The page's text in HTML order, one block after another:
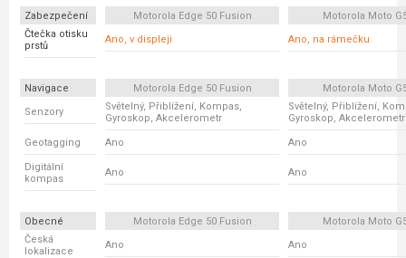
Zabezpečení Motorola Edge 50 Fusion
Motorola Moto
Čtečka otisku
prstů
Ano, v displeji Ano, na rámečku
Navigace Motorola Edge 50 Fusion
Motorola Moto
Senzory
Světelný, Přiblížení, Kompas,
Gyroskop, Akcelerometr
Světelný, Přiblížení,
Gyroskop, Akcelerometr
Geotagging Ano Ano
Digitální
kompas
Ano Ano
Obecné Motorola Edge 50 Fusion
Motorola Moto
Česká
lokalizace
Ano Ano